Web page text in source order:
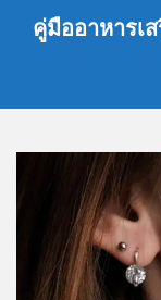
ป
คู่มืออาหารเ